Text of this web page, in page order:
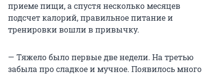
приеме пищи, а спустя несколько месяцев
подсчет калорий, правильное питание и
тренировки вошли в привычку.
— Тяжело было первые две недели. На третью
забыла про сладкое и мучное. Появилось много